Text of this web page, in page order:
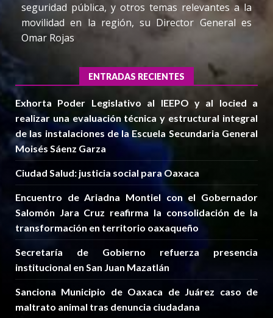
seguridad pública, y otros temas relevantes a la
movilidad en la región, su Director General es
Omar Rojas
ENTRADAS RECIENTES
Exhorta Poder Legislativo al IEEPO y al Iocied a
realizar una evaluación técnica y estructural integral
de las instalaciones de la Escuela Secundaria General
Moisés Sáenz Garza
Ciudad Salud: justicia social para Oaxaca
Encuentro de Ariadna Montiel con el Gobernador
Salomón Jara Cruz reafirma la consolidación de la
transformación en territorio oaxaqueño
Secretaría de Gobierno refuerza presencia
institucional en San Juan Mazatlán
Sanciona Municipio de Oaxaca de Juárez caso de
maltrato animal tras denuncia ciudadana